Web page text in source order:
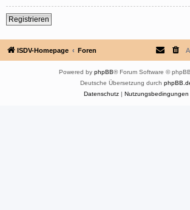
Registrieren
ISDV-Homepage Foren
Powered by phpBB® Forum Software ©
Deutsche Übersetzung durch
Datenschutz| Nutzungsbedingungen